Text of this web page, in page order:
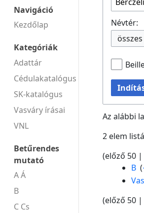
Navigáció
Kezdőlap
Kategóriák
Adattár
Cédulakatalógus
SK-katalógus
Vasváry írásai
VNL
Betűrendes
mutató
A Á
B
C Cs
Névtér:
összes
Az alábbi
2 elem
(előző 50 |
B‎ (
(előző 50 |